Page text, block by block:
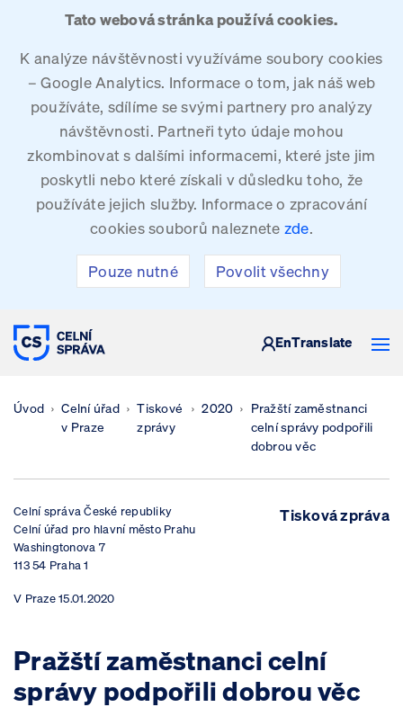
Tato webová stránka používá cookies.
K analýze návštěvnosti využíváme soubory cookies
– Google Analytics. Informace o tom, jak náš web
používáte, sdílíme se svými partnery pro analýzy
návštěvnosti. Partneři tyto údaje mohou
zkombinovat s dalšími informacemi, které jste jim
poskytli nebo které získali v důsledku toho, že
používáte jejich služby. Informace o zpracování
cookies souborů naleznete zde.
Pouze nutné Povolit všechny
CELNÍ SPRÁVA ČESKÉ REPUBLIKY
EnTranslate
Úvod
Celní úřad
v Praze
Tiskové
zprávy
2020
Pražští zaměstnanci
celní správy podpořili
dobrou věc
Celní správa České republiky
Celní úřad pro hlavní město Prahu
Washingtonova 7
113 54 Praha 1
V Praze 15.01.2020
Tisková zpráva
Pražští zaměstnanci celní
správy podpořili dobrou věc